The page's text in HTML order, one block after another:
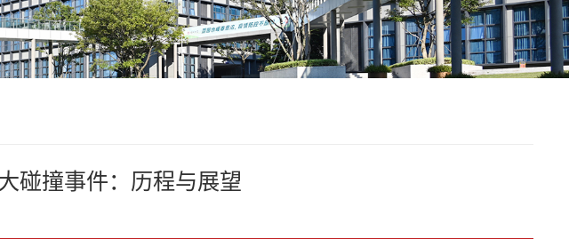
碰撞事件：历程与展望